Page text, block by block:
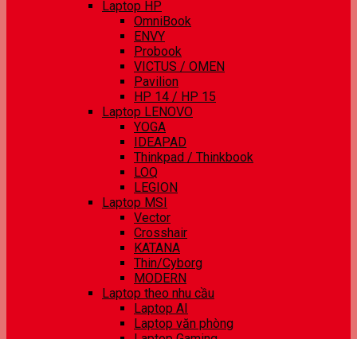
Laptop HP
OmniBook
ENVY
Probook
VICTUS / OMEN
Pavilion
HP 14 / HP 15
Laptop LENOVO
YOGA
IDEAPAD
Thinkpad / Thinkbook
LOQ
LEGION
Laptop MSI
Vector
Crosshair
KATANA
Thin/Cyborg
MODERN
Laptop theo nhu cầu
Laptop AI
Laptop văn phòng